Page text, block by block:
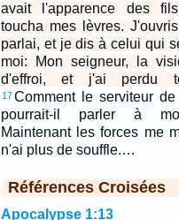
avait l'apparence des
toucha mes lèvres.
parlai, et je dis à celui qui
moi: Mon seigneur, la
d'effroi, et j'ai perdu
17Comment le serviteur
pourrait-il parler à
Maintenant les forces me
n'ai plus de souffle.…
Références Croisées
Apocalypse 1:13